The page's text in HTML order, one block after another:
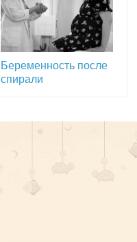
Беременность после
спирали